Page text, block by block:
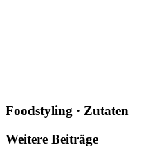
Foodstyling · Zutaten
Weitere Beiträge